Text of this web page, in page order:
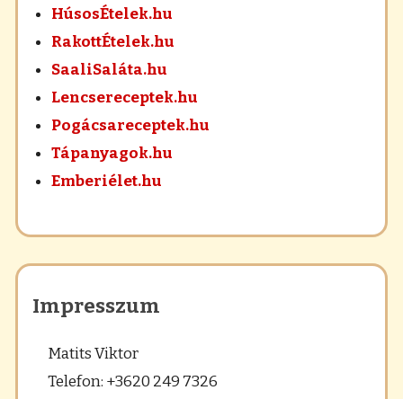
HúsosÉtelek.hu
RakottÉtelek.hu
SaaliSaláta.hu
Lencsereceptek.hu
Pogácsareceptek.hu
Tápanyagok.hu
Emberiélet.hu
Impresszum
Matits Viktor
Telefon: +3620 249 7326